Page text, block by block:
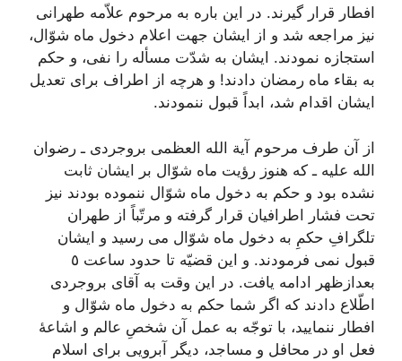
افطار قرار گیرند. در این باره به مرحوم علاّمه طهرانی
نیز مراجعه شد و از ایشان جهت اعلام دخول ماه شوّال،
استجازه نمودند. ایشان به شدّت مسأله را نفی، و حکم
به بقاء ماه رمضان دادند! و هرچه از اطراف برای تعدیل
ایشان اقدام شد، ابداً قبول ننمودند.
از آن طرف مرحوم آیة الله العظمی بروجردی ـ رضوان
الله علیه ـ که هنوز رؤیت ماه شوّال بر ایشان ثابت
نشده بود و حکم به دخول ماه شوّال ننموده بودند نیز
تحت فشار اطرافیان قرار گرفته و مرتّباً از طهران
تلگرافِ حکمِ به دخول ماه شوّال می رسید و ایشان
قبول نمی فرمودند. و این قضیّه تا حدود ساعت ٥
بعدازظهر ادامه یافت. در این وقت به آقای بروجردی
اطّلاع دادند که اگر شما حکم به دخول ماه شوّال و
افطار ننمایید، با توجّه به عمل آن شخصِ عالم و اشاعۀ
فعل او در محافل و مساجد، دیگر آبرویی برای اسلام